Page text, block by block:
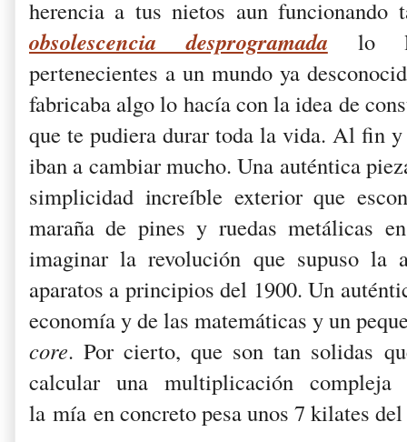
herencia a tus nietos aun
obsolescencia desprogramada lo
pertenecientes a un mundo ya
fabricaba algo lo hacía con la idea de
que te pudiera durar toda la vida. Al fin
iban a cambiar mucho. Una auténtica
simplicidad increíble exterior que
maraña de pines y ruedas metálicas
imaginar la revolución que supuso la
aparatos a principios del 1900. Un
economía y de las matemáticas y un
core. Por cierto, que son tan solidas
calcular una multiplicación
la mía en concreto pesa unos 7 kilates